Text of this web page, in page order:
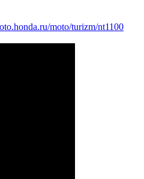
moto/turizm/nt1100